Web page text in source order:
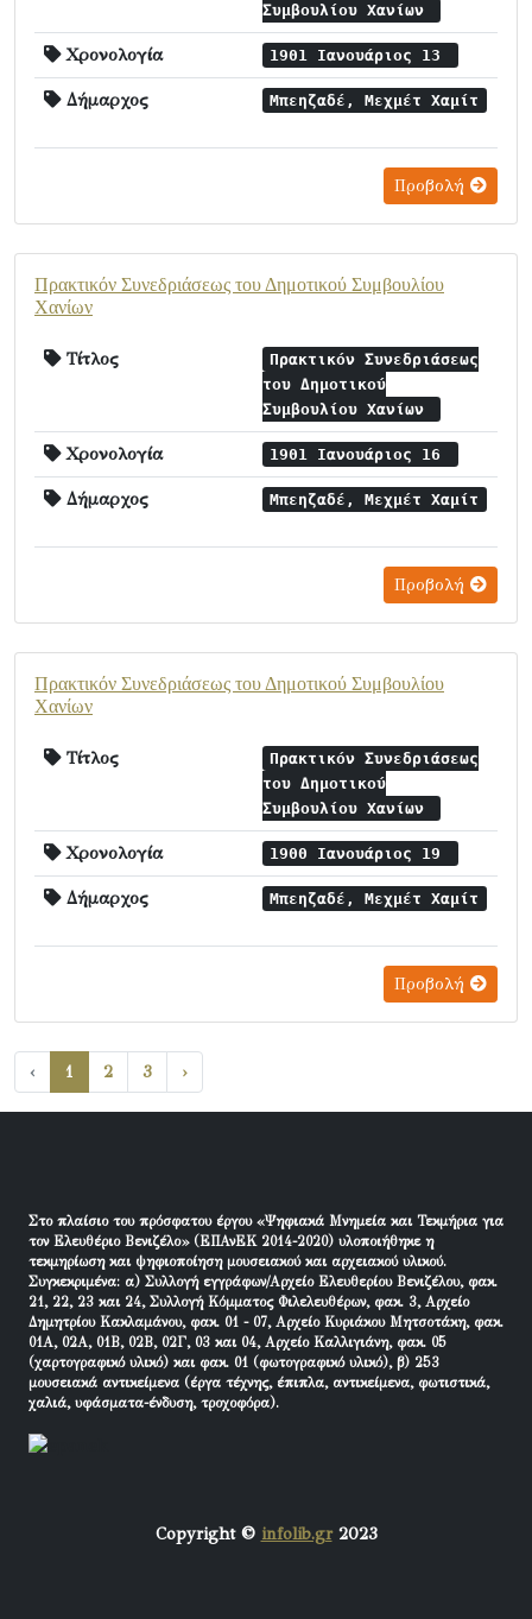
Συμβουλίου Χανίων
Χρονολογία 1901 Ιανουάριος 13
Δήμαρχος Μπεηζαδέ, Μεχμέτ Χαμίτ
Προβολή
Πρακτικόν Συνεδριάσεως του Δημοτικού Συμβουλίου
Χανίων
Τίτλος
Πρακτικόν Συνεδριάσεως
του Δημοτικού
Συμβουλίου Χανίων
Χρονολογία 1901 Ιανουάριος 16
Δήμαρχος Μπεηζαδέ, Μεχμέτ Χαμίτ
Προβολή
Πρακτικόν Συνεδριάσεως του Δημοτικού Συμβουλίου
Χανίων
Τίτλος
Πρακτικόν Συνεδριάσεως
του Δημοτικού
Συμβουλίου Χανίων
Χρονολογία 1900 Ιανουάριος 19
Δήμαρχος Μπεηζαδέ, Μεχμέτ Χαμίτ
Προβολή
‹ 1 2 3 ›
Στο πλαίσιο του πρόσφατου έργου «Ψηφιακά Μνημεία και Τεκμήρια για
τον Ελευθέριο Βενιζέλο» (ΕΠΑνΕΚ 2014-2020) υλοποιήθηκε η
τεκμηρίωση και ψηφιοποίηση μουσειακού και αρχειακού υλικού.
Συγκεκριμένα: α) Συλλογή εγγράφων/Αρχείο Ελευθερίου Βενιζέλου, φακ.
21, 22, 23 και 24, Συλλογή Κόμματος Φιλελευθέρων, φακ. 3, Αρχείο
Δημητρίου Κακλαμάνου, φακ. 01 - 07, Αρχείο Κυριάκου Μητσοτάκη, φακ.
01Α, 02Α, 01Β, 02Β, 02Γ, 03 και 04, Αρχείο Καλλιγιάνη, φακ. 05
(χαρτογραφικό υλικό) και φακ. 01 (φωτογραφικό υλικό), β) 253
μουσειακά αντικείμενα (έργα τέχνης, έπιπλα, αντικείμενα, φωτιστικά,
χαλιά, υφάσματα-ένδυση, τροχοφόρα).
Copyright © infolib.gr2023